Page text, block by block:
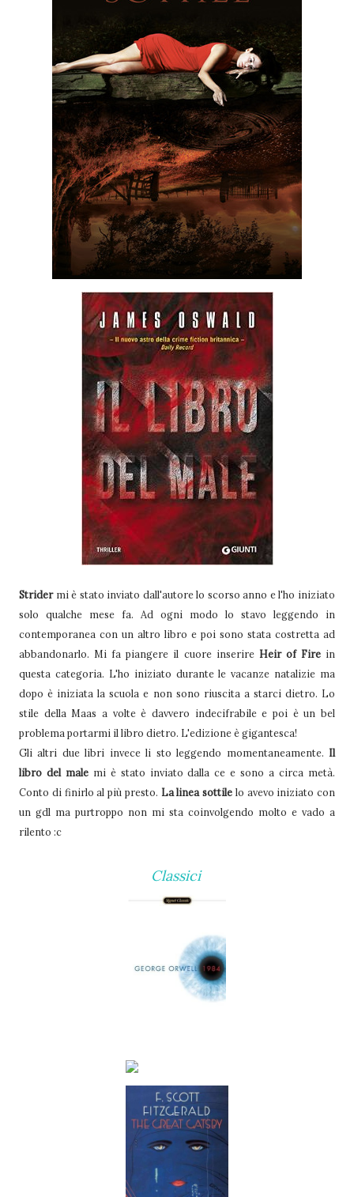
Stridermi è stato inviato dall'autore lo scorso anno e l'ho iniziato
solo qualche mese fa. Ad ogni modo lo stavo leggendo in
contemporanea con un altro libro e poi sono stata costretta ad
abbandonarlo. Mi fa piangere il cuore inserire Heir of Firein
questa categoria. L'ho iniziato durante le vacanze natalizie ma
dopo è iniziata la scuola e non sono riuscita a starci dietro. Lo
stile della Maas a volte è davvero indecifrabile e poi è un bel
problema portarmi il libro dietro. L'edizione è gigantesca!
Gli altri due libri invece li sto leggendo momentaneamente. Il
libro del male mi è stato inviato dalla ce e sono a circa metà.
Conto di finirlo al più presto. La linea sottile lo avevo iniziato con
un gdl ma purtroppo non mi sta coinvolgendo molto e vado a
rilento :c
Classici